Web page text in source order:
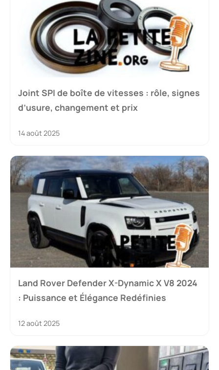
Joint SPI de boîte de vitesses : rôle, signes
d’usure, changement et prix
14 août 2025
Land Rover Defender X-Dynamic X V8 2024
: Puissance et Élégance Redéfinies
12 août 2025